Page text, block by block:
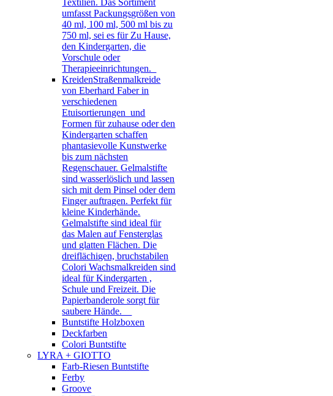
Textilien. Das Sortiment
umfasst Packungsgrößen von
40 ml, 100 ml, 500 ml bis zu
750 ml, sei es für Zu Hause,
den Kindergarten, die
Vorschule oder
Therapieeinrichtungen.
KreidenStraßenmalkreide
von Eberhard Faber in
verschiedenen
Etuisortierungen und
Formen für zuhause oder den
Kindergarten schaffen
phantasievolle Kunstwerke
bis zum nächsten
Regenschauer. Gelmalstifte
sind wasserlöslich und lassen
sich mit dem Pinsel oder dem
Finger auftragen. Perfekt für
kleine Kinderhände.
Gelmalstifte sind ideal für
das Malen auf Fensterglas
und glatten Flächen. Die
dreiflächigen, bruchstabilen
Colori Wachsmalkreiden sind
ideal für Kindergarten ,
Schule und Freizeit. Die
Papierbanderole sorgt für
saubere Hände.
Buntstifte Holzboxen
Deckfarben
Colori Buntstifte
LYRA + GIOTTO
Farb-Riesen Buntstifte
Ferby
Groove